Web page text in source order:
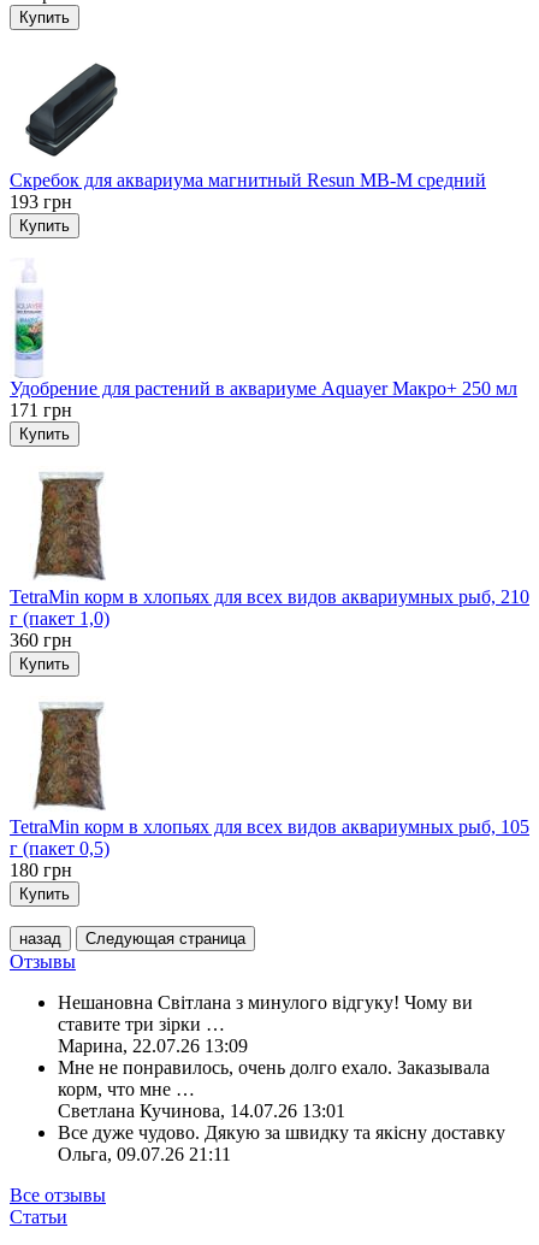
Купить
Скребок для аквариума магнитный Resun MB-M средний
193 грн
Купить
Удобрение для растений в аквариуме Aquayer Макро+ 250 мл
171 грн
Купить
TetraMin корм в хлопьях для всех видов аквариумных рыб, 210
г (пакет 1,0)
360 грн
Купить
TetraMin корм в хлопьях для всех видов аквариумных рыб, 105
г (пакет 0,5)
180 грн
Купить
назад Следующая страница
Отзывы
Нешановна Світлана з минулого відгуку! Чому ви
ставите три зірки …
Марина, 22.07.26 13:09
Мне не понравилось, очень долго ехало. Заказывала
корм, что мне …
Светлана Кучинова, 14.07.26 13:01
Все дуже чудово. Дякую за швидку та якісну доставку
Ольга, 09.07.26 21:11
Все отзывы
Статьи